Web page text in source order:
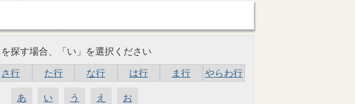
を探す場合、「い」を選択ください
さ行 た行 な行 は行 ま行 やらわ行
あ い う え お